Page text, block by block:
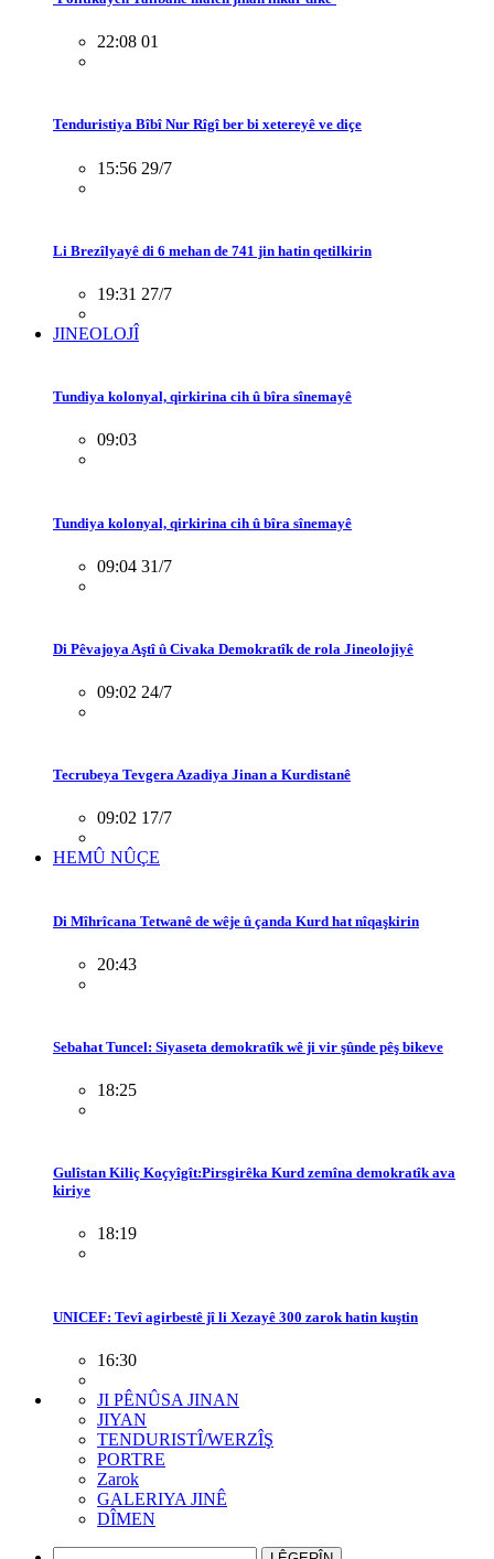
22:08 01
Tenduristiya Bîbî Nur Rîgî ber bi xetereyê ve diçe
15:56 29/7
Li Brezîlyayê di 6 mehan de 741 jin hatin qetilkirin
19:31 27/7
JINEOLOJÎ
Tundiya kolonyal, qirkirina cih û bîra sînemayê
09:03
Tundiya kolonyal, qirkirina cih û bîra sînemayê
09:04 31/7
Di Pêvajoya Aştî û Civaka Demokratîk de rola Jineolojiyê
09:02 24/7
Tecrubeya Tevgera Azadiya Jinan a Kurdistanê
09:02 17/7
HEMÛ NÛÇE
Di Mîhrîcana Tetwanê de wêje û çanda Kurd hat nîqaşkirin
20:43
Sebahat Tuncel: Siyaseta demokratîk wê ji vir şûnde pêş bikeve
18:25
Gulîstan Kiliç Koçyîgît:Pirsgirêka Kurd zemîna demokratîk ava
kiriye
18:19
UNICEF: Tevî agirbestê jî li Xezayê 300 zarok hatin kuştin
16:30
JI PÊNÛSA JINAN
JIYAN
TENDURISTÎ/WERZÎŞ
PORTRE
Zarok
GALERIYA JINÊ
DÎMEN